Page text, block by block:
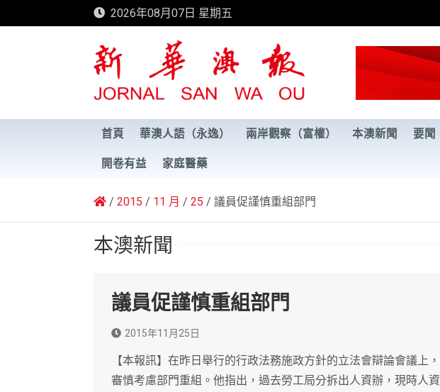
to
2026年08月07日 星期五
新華澳報
首頁 華澳人語（永逸） 兩岸觀察（富權） 本澳新聞 要聞
開卷有益 家庭醫藥
2015 11 月 25 議員促謹慎重組部門
本澳新聞
議員促謹慎重組部門
2015年11月25日
【本報訊】在昨日舉行的行政法務施政方針的立法會辯論會議上
審慎考慮部門重組。他指出，過去勞工局分拆出人資辦，現時人